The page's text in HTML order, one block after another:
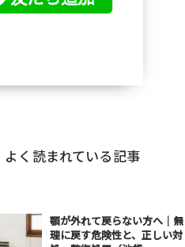
よく読まれている記事
顎が外れて戻らない方へ｜無
理に戻す危険性と、正しい対